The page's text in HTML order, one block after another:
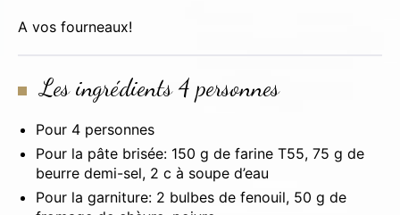
A vos fourneaux!
Les ingrédients 4 personnes
Pour 4 personnes
Pour la pâte brisée: 150 g de farine T55, 75 g de
beurre demi-sel, 2 c à soupe d’eau
Pour la garniture: 2 bulbes de fenouil, 50 g de